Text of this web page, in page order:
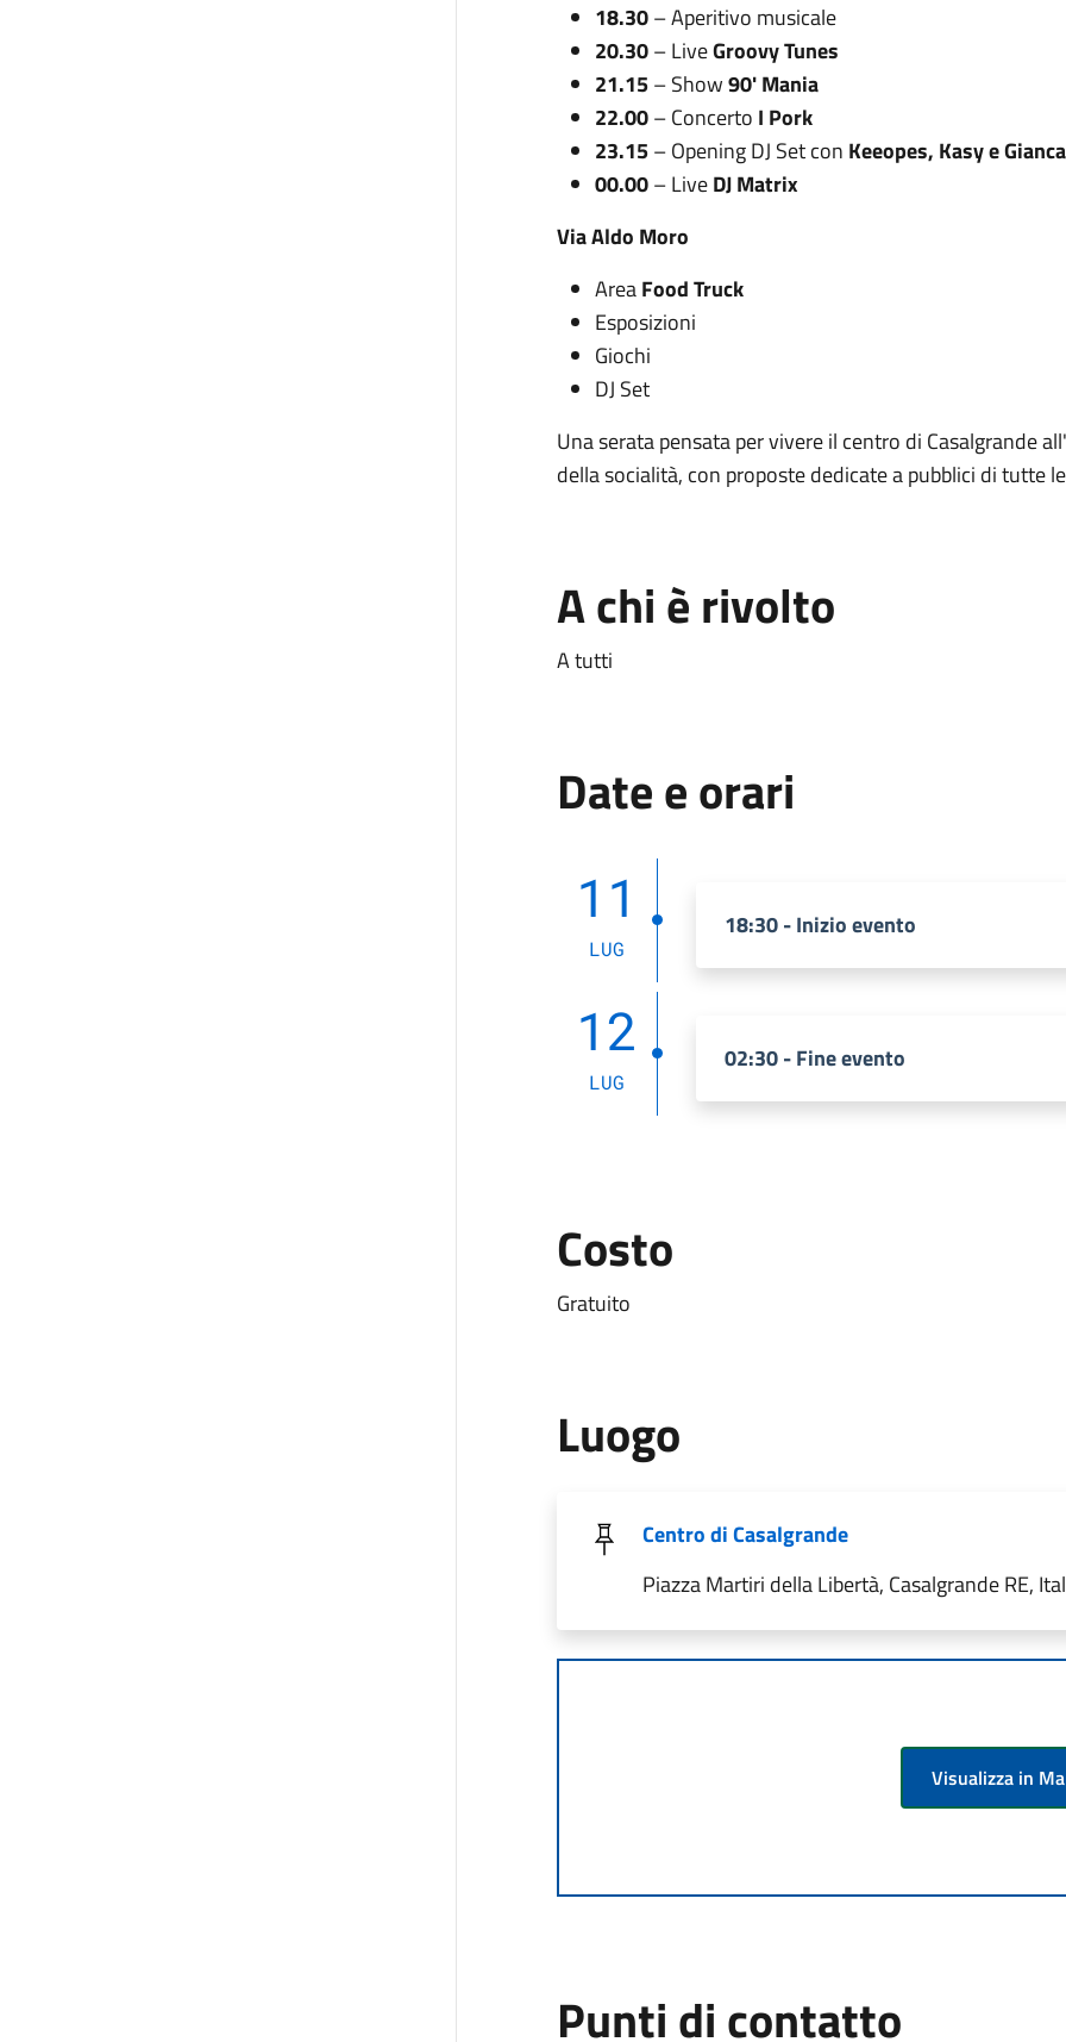
18.30– Aperitivo musicale
20.30– LiveGroovy Tunes
21.15– Show90' Mania
22.00– Concerto I Pork
23.15– Opening DJ Set con Keeopes, Kasy e Gianca
00.00– LiveDJ Matrix
Via Aldo Moro
AreaFood Truck
Esposizioni
Giochi
DJ Set
Una serata pensata per vivere il centro di Casalgrande
della socialità, con proposte dedicate a pubblici di tutte
A chi è rivolto
A tutti
Date e orari
11
LUG
18:30 - Inizio evento
12
LUG
02:30 - Fine evento
Costo
Gratuito
Luogo
Centro di Casalgrande
Piazza Martiri della Libertà, Casalgrande RE,
Visualizza in
Punti di contatto